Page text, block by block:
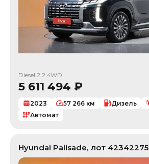
Diesel 2.2 4WD
5 611 494 ₽
2023 57 266 км Дизель
Автомат
Hyundai Palisade, лот 42342275